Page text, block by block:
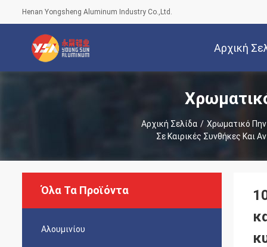
Henan Yongsheng Aluminum Industry Co.,Ltd.
Αρχική
Αρχική Σελίδα / Χρωματικό
Σε Καιρικές Συνθήκες Και
Όλα Τα Προϊόντα
Αλουμινίου